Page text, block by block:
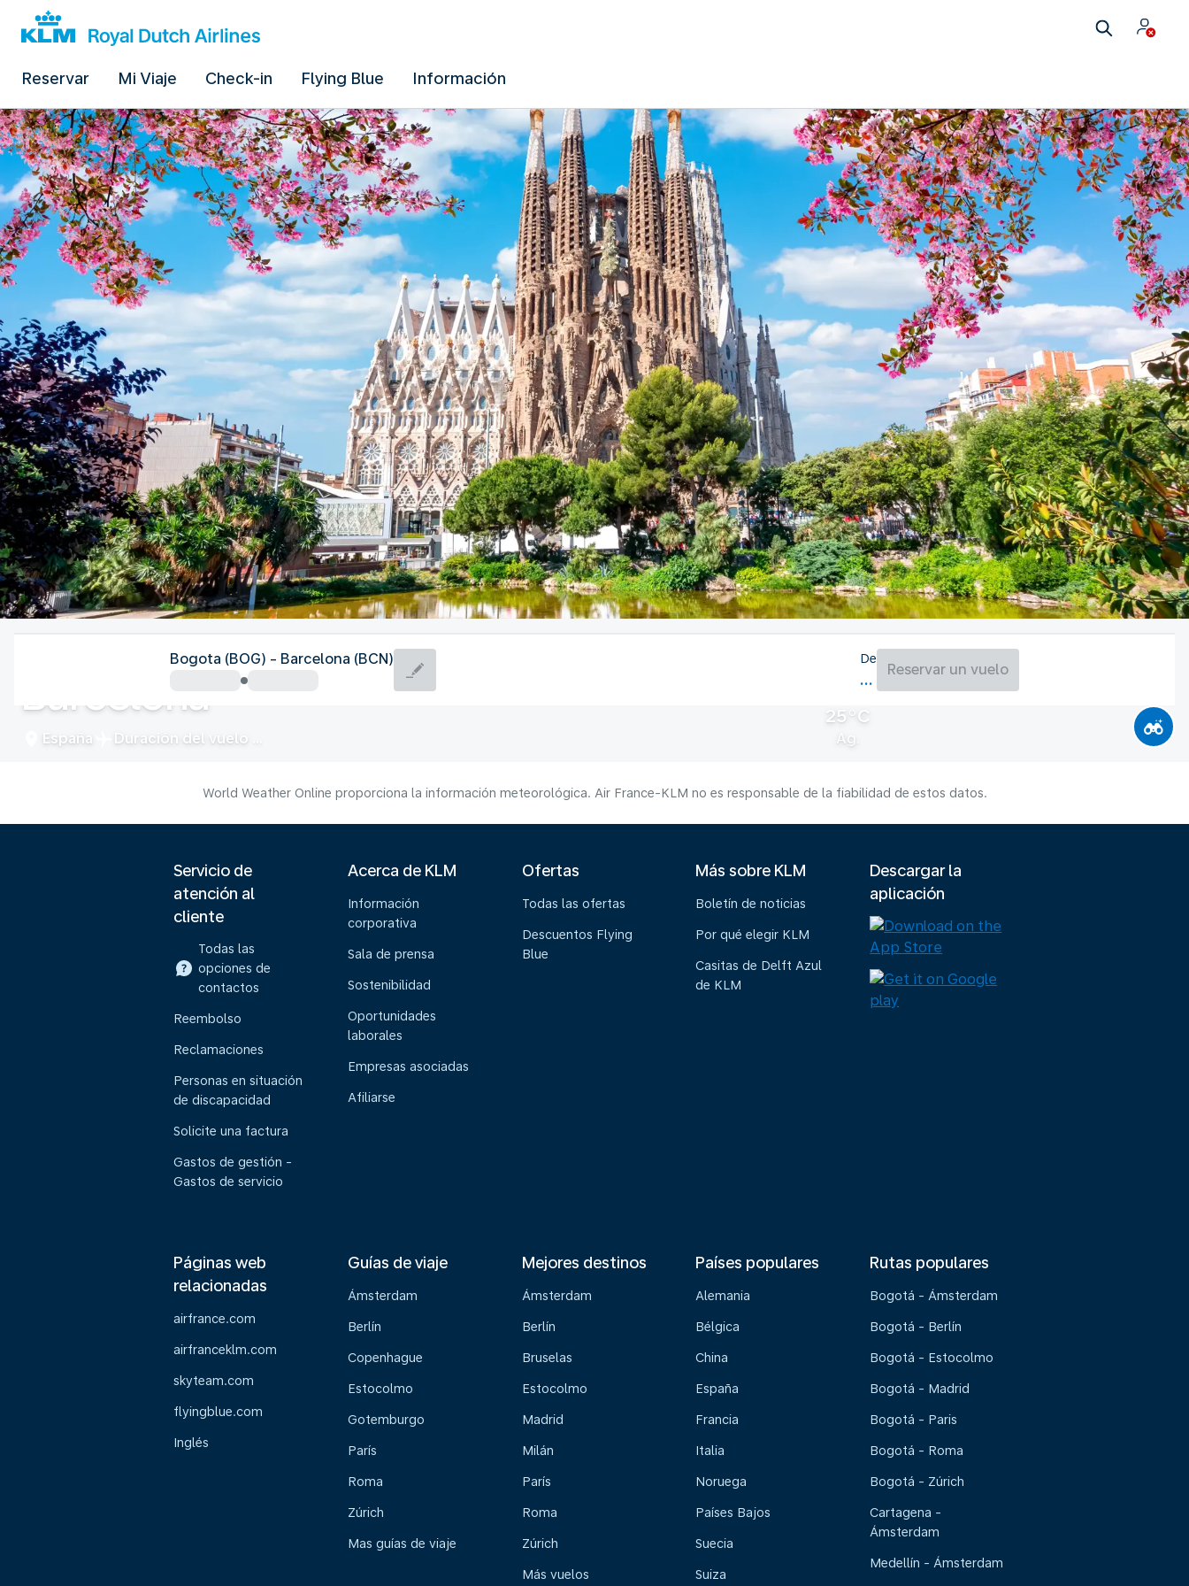
Reservar Mi Viaje Check-in Flying Blue Información
Barcelona
España Duración del vuelo
25°C
Ag.
Bogota (BOG) - Barcelona (BCN) De
Reservar un vuelo
World Weather Online proporciona la información meteorológica. Air France-KLM no es responsable de la fiabilidad de estos datos.
Servicio de
atención al
cliente
Todas las
opciones de
contactos
Reembolso
Reclamaciones
Personas en situación
de discapacidad
Solicite una factura
Gastos de gestión -
Gastos de servicio
Acerca de KLM
Información
corporativa
Sala de prensa
Sostenibilidad
Oportunidades
laborales
Empresas asociadas
Afiliarse
Ofertas
Todas las ofertas
Descuentos Flying
Blue
Más sobre KLM
Boletín de noticias
Por qué elegir KLM
Casitas de Delft Azul
de KLM
Descargar la
aplicación
Páginas web
relacionadas
airfrance.com
airfranceklm.com
skyteam.com
flyingblue.com
Inglés
Guías de viaje
Ámsterdam
Berlín
Copenhague
Estocolmo
Gotemburgo
París
Roma
Zúrich
Mas guías de viaje
Mejores destinos
Ámsterdam
Berlín
Bruselas
Estocolmo
Madrid
Milán
París
Roma
Zúrich
Más vuelos
Países populares
Alemania
Bélgica
China
España
Francia
Italia
Noruega
Países Bajos
Suecia
Suiza
Rutas populares
Bogotá - Ámsterdam
Bogotá - Berlín
Bogotá - Estocolmo
Bogotá - Madrid
Bogotá - Paris
Bogotá - Roma
Bogotá - Zúrich
Cartagena -
Ámsterdam
Medellín - Ámsterdam